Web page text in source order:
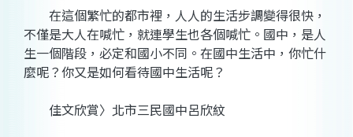
在這個繁忙的都市裡，人人的生活步調變得很快，
不僅是大人在喊忙，就連學生也各個喊忙。國中，是人
生一個階段，必定和國小不同。在國中生活中，你忙什
麼呢？你又是如何看待國中生活呢？
佳文欣賞〉北市三民國中呂欣紋